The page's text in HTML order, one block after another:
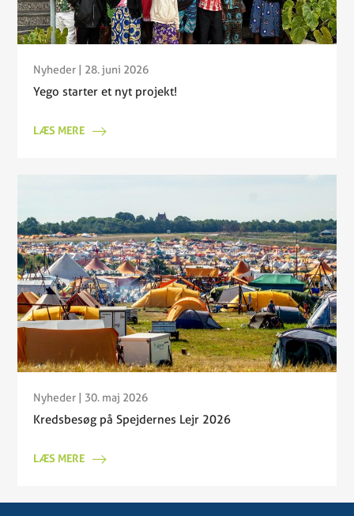
Nyheder | 28. juni 2026
Yego starter et nyt projekt!
LÆS MERE
Nyheder | 30. maj 2026
Kredsbesøg på Spejdernes Lejr 2026
LÆS MERE